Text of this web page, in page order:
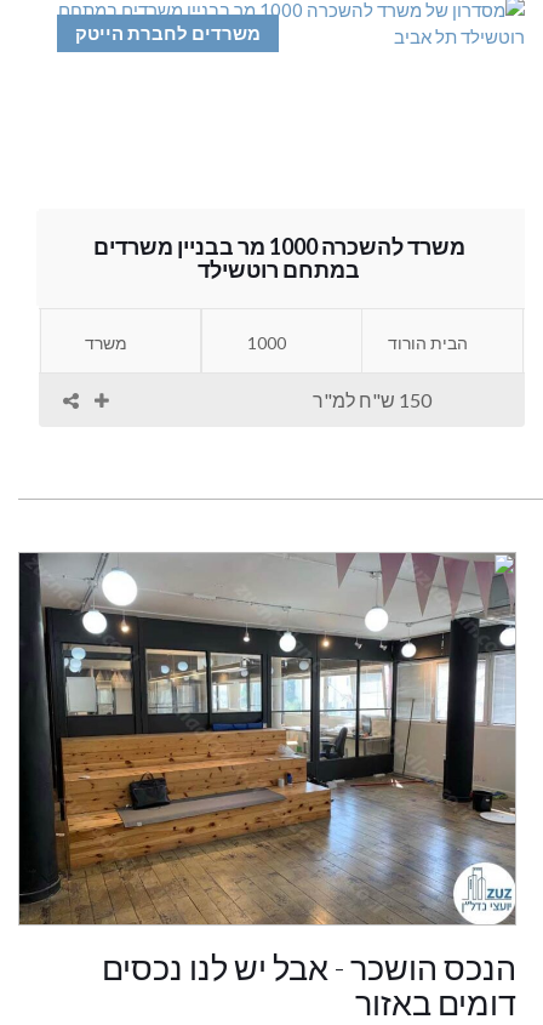
משרדים לחברת הייטק
משרד להשכרה 1000 מר בבניין משרדים
במתחם רוטשילד
הבית הורוד 1000 משרד
150 ש"ח למ"ר
הנכס הושכר - אבל יש לנו נכסים
דומים באזור